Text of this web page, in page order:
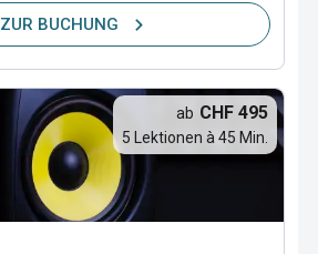
ZUR BUCHUNG
ab CHF 495
5 Lektionen à 45 Min.